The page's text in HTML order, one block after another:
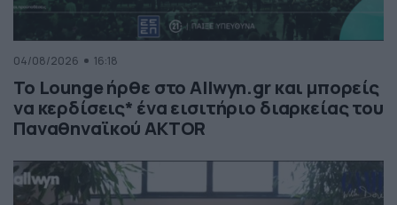
04/08/2026 16:18
Το Lounge ήρθε στο Allwyn.gr και μπορείς
να κερδίσεις* ένα εισιτήριο διαρκείας του
Παναθηναϊκού AKTOR